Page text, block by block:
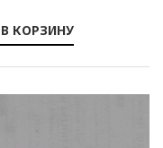
В КОРЗИНУ